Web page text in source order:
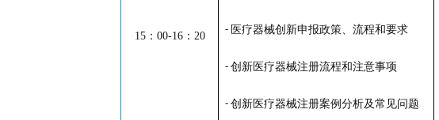
15： 00-16： 20 - 医疗器械创新申报政策、流程和要求
- 创新医疗器械注册流程和注意事项
- 创新医疗器械注册案例分析及常见问题